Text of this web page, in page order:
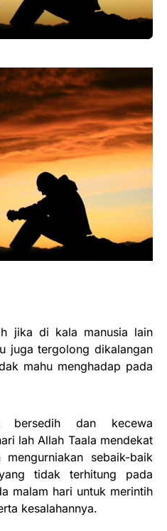
jika di kala manusia lain
juga tergolong dikalangan
mahu menghadap pada
bersedih dan kecewa
lah Allah Taala mendekat
sebaik-baik
tidak terhitung pada
malam hari untuk merintih
kesalahannya.